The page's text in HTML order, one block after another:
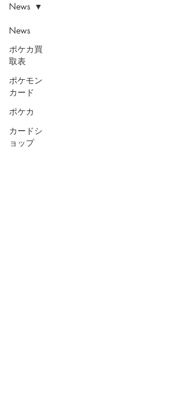
News
ポケカ買
取表
ポケモン
カード
ポケカ
カードシ
ョップ
News